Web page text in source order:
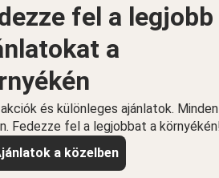
fel a legjobb
a
és különleges ajánlatok.
Fedezze fel a legjobbat a
a közelben